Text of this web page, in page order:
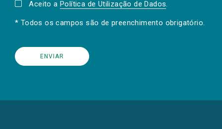
Aceito a Política de Utilização de Dados.
* Todos os campos são de preenchimento obrigatório.